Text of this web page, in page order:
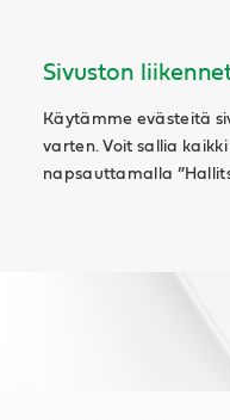
Sivuston
Käytämme evästeitä
varten. Voit sallia
napsauttamalla